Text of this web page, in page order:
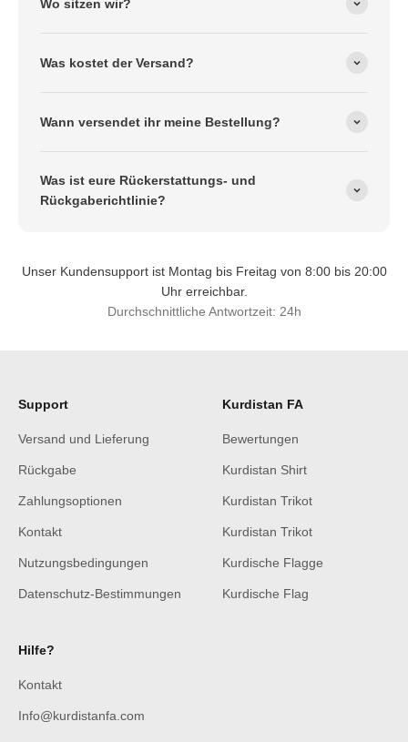
Wo sitzen wir?
Was kostet der Versand?
Wann versendet ihr meine Bestellung?
Was ist eure Rückerstattungs- und
Rückgaberichtlinie?
Unser Kundensupport ist Montag bis Freitag von 8:00 bis 20:00
Uhr erreichbar.
Durchschnittliche Antwortzeit: 24h
Support
Versand und Lieferung
Rückgabe
Zahlungsoptionen
Kontakt
Nutzungsbedingungen
Datenschutz-Bestimmungen
Kurdistan FA
Bewertungen
Kurdistan Shirt
Kurdistan Trikot
Kurdistan Trikot
Kurdische Flagge
Kurdische Flag
Hilfe?
Kontakt
Info@kurdistanfa.com